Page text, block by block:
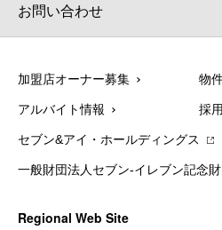
お問い合わせ
加盟店オーナー募集 物
アルバイト情報 採
セブン&アイ・ホールディングス
一般財団法人セブン-イレブン記念財
Regional Web Site